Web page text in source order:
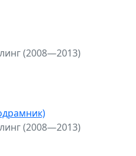
(2008—2013)
(2008—2013)